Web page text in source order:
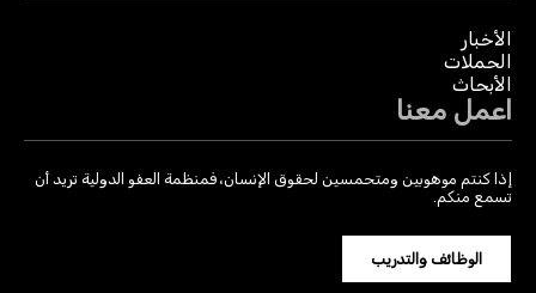
الأخبار
الحملات
الأبحاث
اعمل معنا
إذا كنتم موهوبين ومتحمسين لحقوق الإنسان، فمنظمة العفو الدولية تريد أن
تسمع منكم.
الوظائف والتدريب